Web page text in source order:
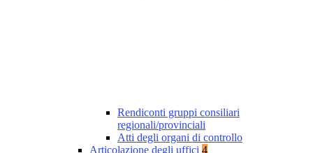
Rendiconti gruppi consiliari
regionali/provinciali
Atti degli organi di controllo
Articolazione degli uffici 4